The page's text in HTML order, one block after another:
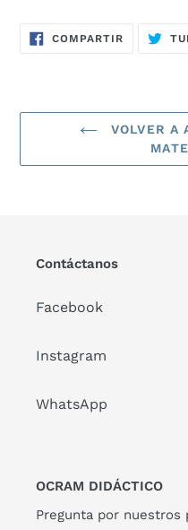
COMPARTIR
VOLVER A
Contáctanos
Facebook
Instagram
WhatsApp
OCRAM DIDÁCTICO
Pregunta por